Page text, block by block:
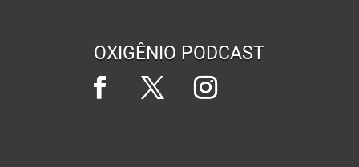
OXIGÊNIO PODCAST